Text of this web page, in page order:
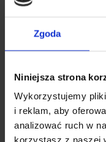
Zgoda
Niniejsza strona
Wykorzystujemy
i reklam, aby
analizować ruch w
korzystasz z naszej
Prós e contras
Iodo 3%,
4.7